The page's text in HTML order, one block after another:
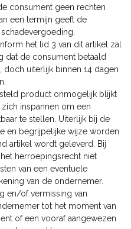
consument geen rechten
een termijn geeft de
het lid 3 van dit artikel zal
dat de consument betaald
uiterlijk binnen 14 dagen
product onmogelijk blijkt
inspannen om een
te stellen. Uiterlijk bij de
en begrijpelijke wijze worden
artikel wordt geleverd. Bij
herroepingsrecht niet
van een eventuele
van de ondernemer.
en/of vermissing van
tot het moment van
of een vooraf aangewezen